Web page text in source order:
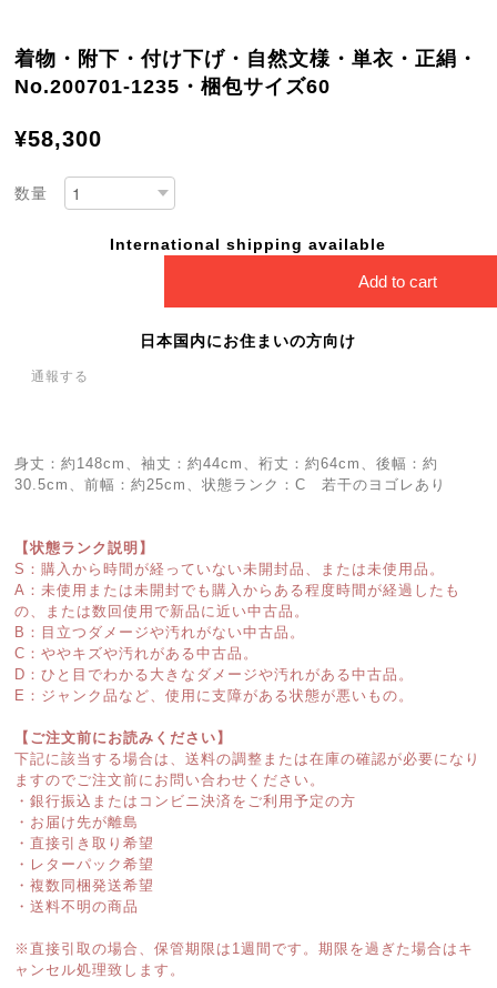
着物・附下・付け下げ・自然文様・単衣・正絹・
No.200701-1235・梱包サイズ60
¥58,300
数量
International shipping available
Add to cart
日本国内にお住まいの方向け
通報する
身丈：約148cm、袖丈：約44cm、裄丈：約64cm、後幅：約
30.5cm、前幅：約25cm、状態ランク：C 若干のヨゴレあり
【状態ランク説明】
S：購入から時間が経っていない未開封品、または未使用品。
A：未使用または未開封でも購入からある程度時間が経過したも
の、または数回使用で新品に近い中古品。
B：目立つダメージや汚れがない中古品。
C：ややキズや汚れがある中古品。
D：ひと目でわかる大きなダメージや汚れがある中古品。
E：ジャンク品など、使用に支障がある状態が悪いもの。
【ご注文前にお読みください】
下記に該当する場合は、送料の調整または在庫の確認が必要になり
ますのでご注文前にお問い合わせください。
・銀行振込またはコンビニ決済をご利用予定の方
・お届け先が離島
・直接引き取り希望
・レターパック希望
・複数同梱発送希望
・送料不明の商品
※直接引取の場合、保管期限は1週間です。期限を過ぎた場合はキ
ャンセル処理致します。